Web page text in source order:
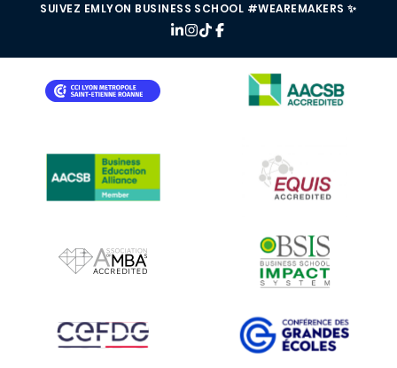
SUIVEZ EMLYON BUSINESS SCHOOL #WEAREMAKERS ✨
IMAGE
IMAGE
IMAGE
IMAGE